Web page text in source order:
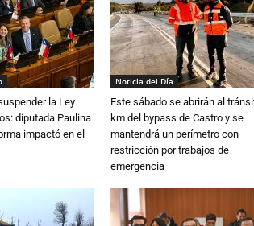
la Ley
diputada Paulina
impactó en el
Noticia del Día
Este sábado se abrirán al
km del bypass de Castro y se
mantendrá un perímetro con
restricción por trabajos de
emergencia